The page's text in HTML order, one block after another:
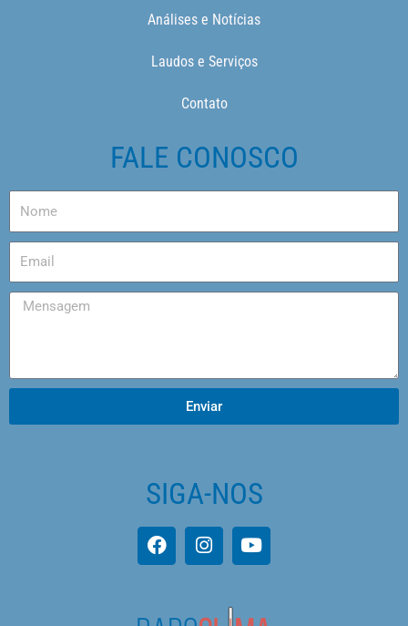
Análises e Notícias
Laudos e Serviços
Contato
FALE CONOSCO
Enviar
SIGA-NOS